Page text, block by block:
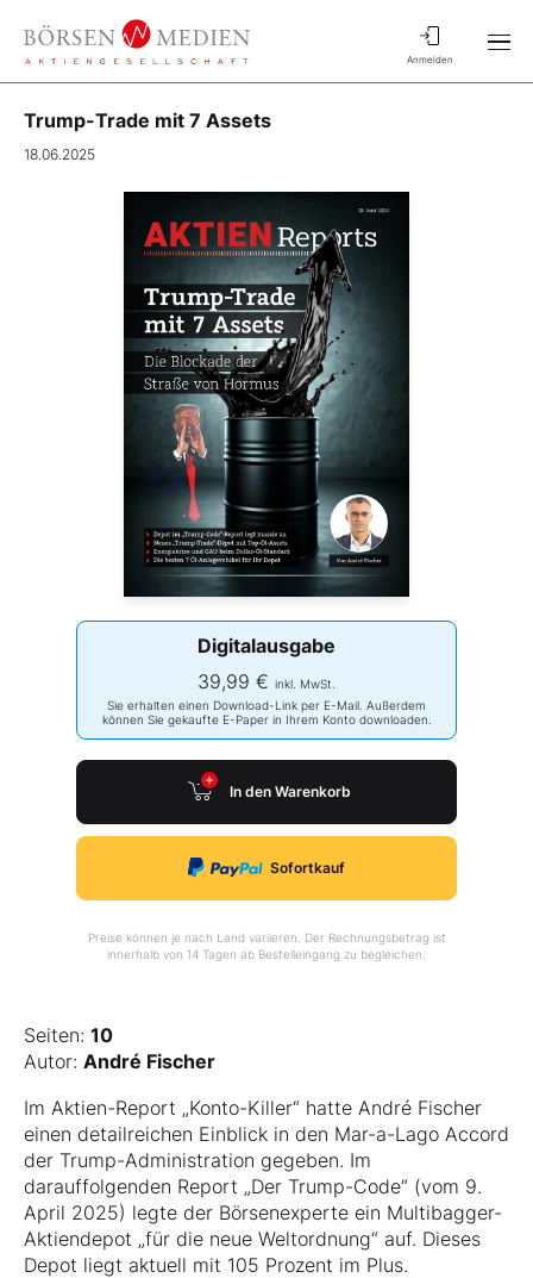
Anmelden
Trump-Trade mit 7 Assets
18.06.2025
Digitalausgabe
39,99 € inkl. MwSt.
Sie erhalten einen Download-Link per E-Mail. Außerdem
können Sie gekaufte E-Paper in Ihrem Konto downloaden.
In den Warenkorb
Sofortkauf
Preise können je nach Land variieren. Der Rechnungsbetrag ist
innerhalb von 14 Tagen ab Bestelleingang zu begleichen.
Seiten: 10
Autor: André Fischer
Im Aktien-Report „Konto-Killer“ hatte André Fischer
einen detailreichen Einblick in den Mar-a-Lago Accord
der Trump-Administration gegeben. Im
darauffolgenden Report „Der Trump-Code“ (vom 9.
April 2025) legte der Börsenexperte ein Multibagger-
Aktiendepot „für die neue Weltordnung“ auf. Dieses
Depot liegt aktuell mit 105 Prozent im Plus.